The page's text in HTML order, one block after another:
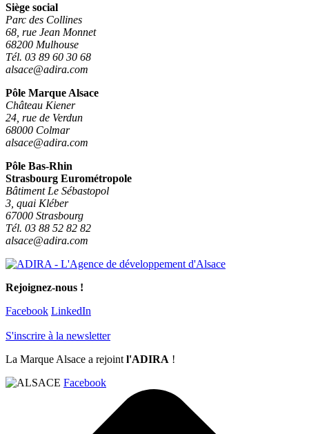
Siège social
Parc des Collines
68, rue Jean Monnet
68200 Mulhouse
Tél. 03 89 60 30 68
alsace@adira.com
Pôle Marque Alsace
Château Kiener
24, rue de Verdun
68000 Colmar
alsace@adira.com
Pôle Bas-Rhin
Strasbourg Eurométropole
Bâtiment Le Sébastopol
3, quai Kléber
67000 Strasbourg
Tél. 03 88 52 82 82
alsace@adira.com
Rejoignez-nous !
Facebook LinkedIn
S'inscrire à la newsletter
La Marque Alsace a rejoint l'ADIRA !
Facebook